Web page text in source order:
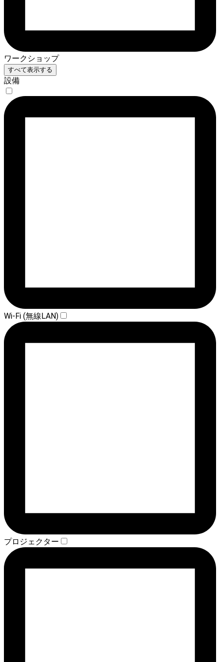
ワークショップ
すべて表示する
設備
Wi-Fi (無線LAN)
プロジェクター